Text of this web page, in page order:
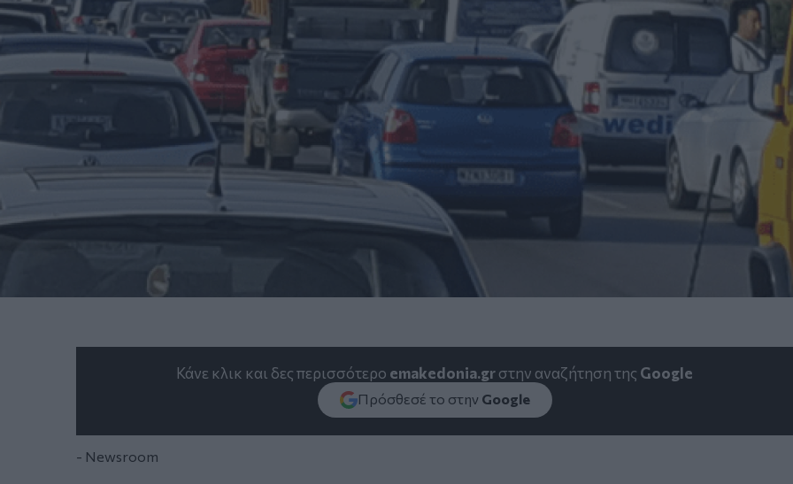
Κάνε κλικ και δες περισσότερο emakedonia.grστην αναζήτηση της Google
Πρόσθεσέ το στην Google
- Newsroom